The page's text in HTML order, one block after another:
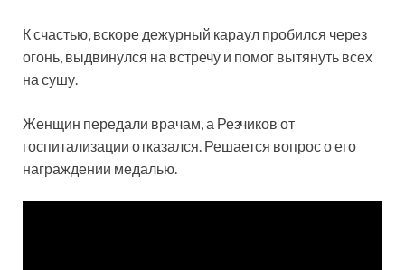
К счастью, вскоре дежурный караул пробился через
огонь, выдвинулся на встречу и помог вытянуть всех
на сушу.
Женщин передали врачам, а Резчиков от
госпитализации отказался. Решается вопрос о его
награждении медалью.